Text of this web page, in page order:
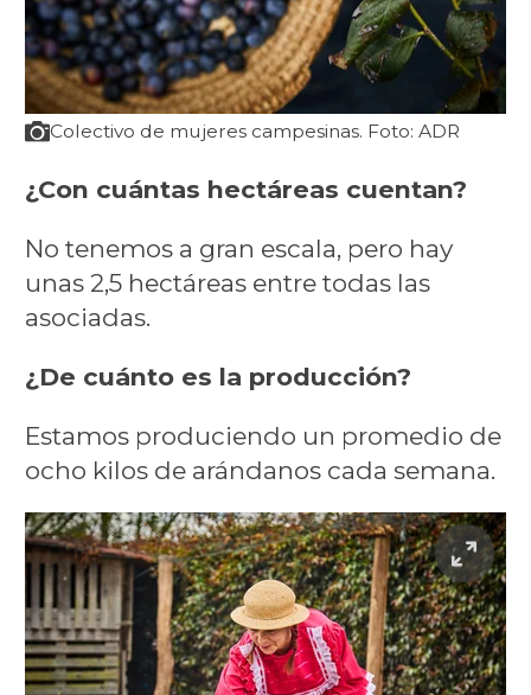
Colectivo de mujeres campesinas. Foto: ADR
¿Con cuántas hectáreas cuentan?
No tenemos a gran escala, pero hay
unas 2,5 hectáreas entre todas las
asociadas.
¿De cuánto es la producción?
Estamos produciendo un promedio de
ocho kilos de arándanos cada semana.